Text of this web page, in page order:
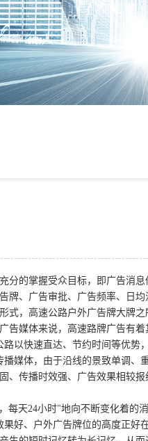
分的掌握受众目标，即广告消
、广告审批、广告频率、日均
式，高速公路户外广告牌大牌
媒体来说，高速路牌广告有着
以快速直达、节约时间等优势
媒体，由于沿线的景致单调
、传播时效强、广告效果相较
天24小时"地向不断变化着的
好、户外广告牌位的高度正好